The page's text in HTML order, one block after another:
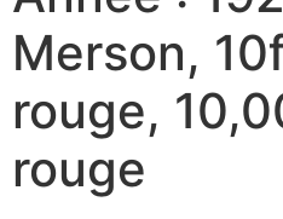
Merson,
rouge,
rouge